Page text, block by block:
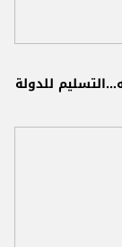
للدولة